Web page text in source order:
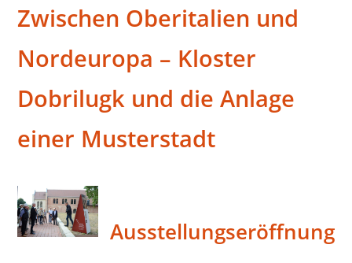
Zwischen Oberitalien und
Nordeuropa – Kloster
Dobrilugk und die Anlage
einer Musterstadt
Ausstellungseröffnung